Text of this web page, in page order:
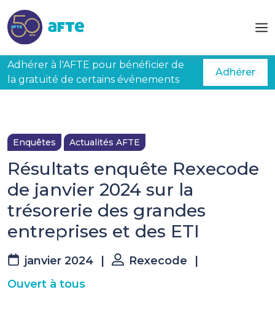
Adhérer à l'AFTE pour bénéficier de
la gratuité de certains événements
Adhérer
Enquêtes Actualités AFTE
Résultats enquête Rexecode
de janvier 2024 sur la
trésorerie des grandes
entreprises et des ETI
janvier 2024 Rexecode
Ouvert à tous